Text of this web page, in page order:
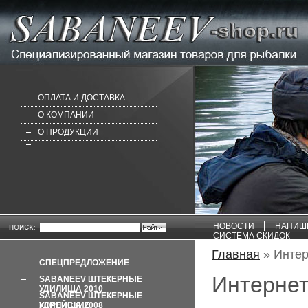
ОПЛАТА И ДОСТАВКА
О КОМПАНИИ
О ПРОДУКЦИИ
НОВОСТИ
СИСТЕМА СКИДОК
СПЕЦПРЕДЛОЖЕНИЕ
SABANEEV ШТЕКЕРНЫЕ
SABANEEV ШТЕКЕРНЫЕ
Главная »